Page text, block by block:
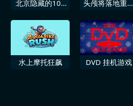
北京隐藏的101
头颅将落地重铸
水上摩托狂飙 DVD 挂机游戏